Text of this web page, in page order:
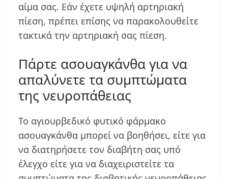
αίμα σας. Εάν έχετε υψηλή αρτηριακή
πίεση, πρέπει επίσης να παρακολουθείτε
τακτικά την αρτηριακή σας πίεση.
Πάρτε ασουαγκάνθα για να
απαλύνετε τα συμπτώματα
της νευροπάθειας
Το αγιουρβεδικό φυτικό φάρμακο
ασουαγκάνθα μπορεί να βοηθήσει, είτε για
να διατηρήσετε τον διαβήτη σας υπό
έλεγχο είτε για να διαχειριστείτε τα